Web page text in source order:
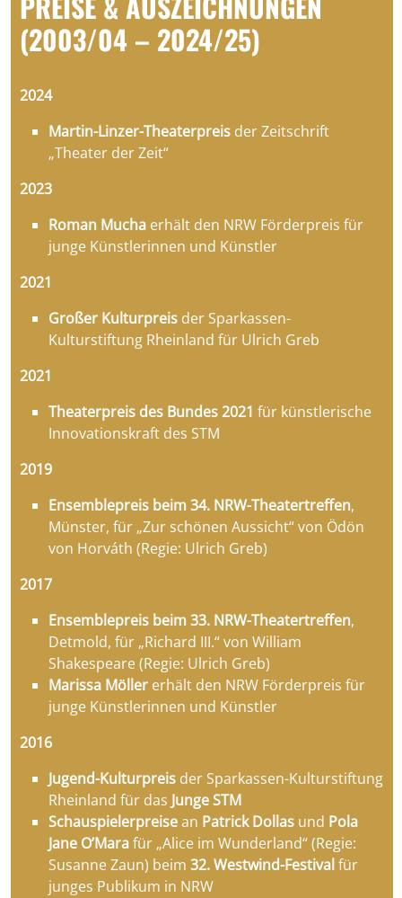
(2003/04 – 2024/25)
2024
Martin-Linzer-Theaterpreis der Zeitschrift
„Theater der Zeit“
2023
Roman Mucha erhält den NRW Förderpreis für
junge Künstlerinnen und Künstler
2021
Großer Kulturpreis der Sparkassen-
Kulturstiftung Rheinland für Ulrich Greb
2021
Theaterpreis des Bundes 2021 für künstlerische
Innovationskraft des STM
2019
Ensemblepreis beim 34. NRW-Theatertreffen,
Münster, für „Zur schönen Aussicht“ von Ödön
von Horváth (Regie: Ulrich Greb)
2017
Ensemblepreis beim 33. NRW-Theatertreffen,
Detmold, für „Richard III.“ von William
Shakespeare (Regie: Ulrich Greb)
Marissa Möller erhält den NRW Förderpreis für
junge Künstlerinnen und Künstler
2016
Jugend-Kulturpreis der Sparkassen-Kulturstiftung
Rheinland für das Junge STM
Schauspielerpreisean Patrick Dollas und Pola
Jane O’Marafür „Alice im Wunderland“ (Regie:
Susanne Zaun) beim 32. Westwind-Festival für
junges Publikum in NRW